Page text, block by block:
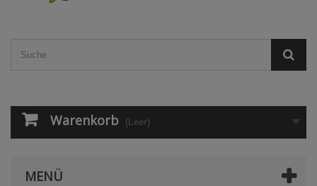
Warenkorb (Leer)
MENÜ